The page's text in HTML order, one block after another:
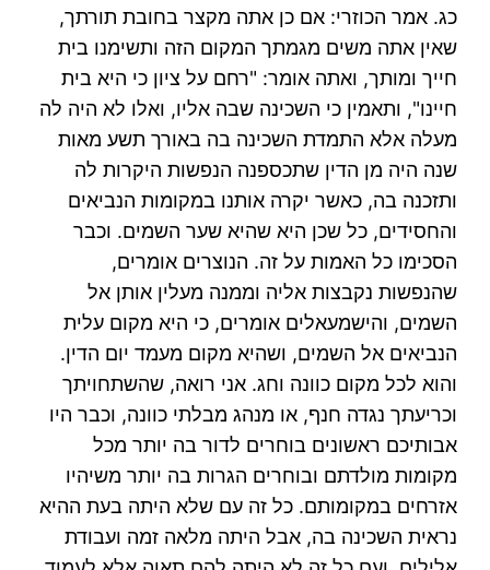
כג. אמר הכוזרי: אם כן אתה מקצר בחובת תורתך,
שאין אתה משים מגמתך המקום הזה ותשימנו בית
חייך ומותך, ואתה אומר: "רחם על ציון כי היא בית
חיינו", ותאמין כי השכינה שבה אליו, ואלו לא היה לה
מעלה אלא התמדת השכינה בה באורך תשע מאות
שנה היה מן הדין שתכספנה הנפשות היקרות לה
ותזכנה בה, כאשר יקרה אותנו במקומות הנביאים
והחסידים, כל שכן היא שהיא שער השמים. וכבר
הסכימו כל האמות על זה. הנוצרים אומרים,
שהנפשות נקבצות אליה וממנה מעלין אותן אל
השמים, והישמעאלים אומרים, כי היא מקום עלית
הנביאים אל השמים, ושהיא מקום מעמד יום הדין.
והוא לכל מקום כוונה וחג. אני רואה, שהשתחויתך
וכריעתך נגדה חנף, או מנהג מבלתי כוונה, וכבר היו
אבותיכם ראשונים בוחרים לדור בה יותר מכל
מקומות מולדתם ובוחרים הגרות בה יותר משיהיו
אזרחים במקומותם. כל זה עם שלא היתה בעת ההיא
נראית השכינה בה, אבל היתה מלאה זמה ועבודת